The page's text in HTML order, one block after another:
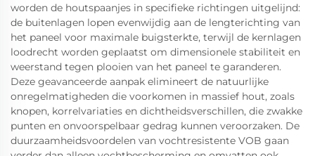
worden de houtspaanjes in specifieke richtingen uitgelijnd:
de buitenlagen lopen evenwijdig aan de lengterichting van
het paneel voor maximale buigsterkte, terwijl de kernlagen
loodrecht worden geplaatst om dimensionele stabiliteit en
weerstand tegen plooien van het paneel te garanderen.
Deze geavanceerde aanpak elimineert de natuurlijke
onregelmatigheden die voorkomen in massief hout, zoals
knopen, korrelvariaties en dichtheidsverschillen, die zwakke
punten en onvoorspelbaar gedrag kunnen veroorzaken. De
duurzaamheidsvoordelen van vochtresistente VOB gaan